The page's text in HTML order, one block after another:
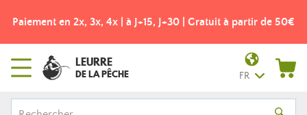
Paiement en 2x, 3x, 4x | à J+15, J+30 | Gratuit à partir de 50€
LEURRE
DE LA PÊCHE FR